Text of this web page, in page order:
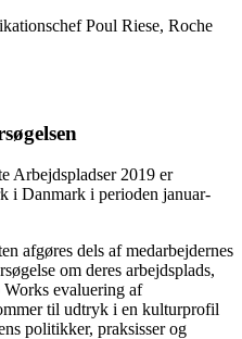
Poul Riese, Roche
Arbejdspladser 2019 er
i Danmark i perioden januar-
afgøres dels af medarbejdernes
om deres arbejdsplads,
Works evaluering af
til udtryk i en kulturprofil
politikker, praksisser og